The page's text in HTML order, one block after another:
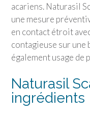
acariens. Naturasil
une mesure
en contact étroit
contagieuse sur
également usage de
Naturasil
ingrédients